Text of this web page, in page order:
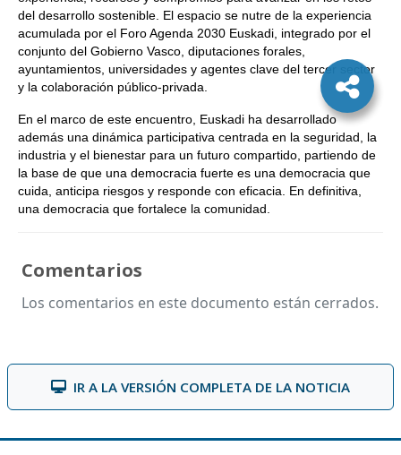
del desarrollo sostenible. El espacio se nutre de la experiencia
acumulada por el Foro Agenda 2030 Euskadi, integrado por el
conjunto del Gobierno Vasco, diputaciones forales,
ayuntamientos, universidades y agentes clave del tercer sector
y la colaboración público-privada.
En el marco de este encuentro, Euskadi ha desarrollado
además una dinámica participativa centrada en la seguridad, la
industria y el bienestar para un futuro compartido, partiendo de
la base de que una democracia fuerte es una democracia que
cuida, anticipa riesgos y responde con eficacia. En definitiva,
una democracia que fortalece la comunidad.
Comentarios
Los comentarios en este documento están cerrados.
IR A LA VERSIÓN COMPLETA DE LA NOTICIA